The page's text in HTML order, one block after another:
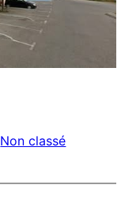
Non classé